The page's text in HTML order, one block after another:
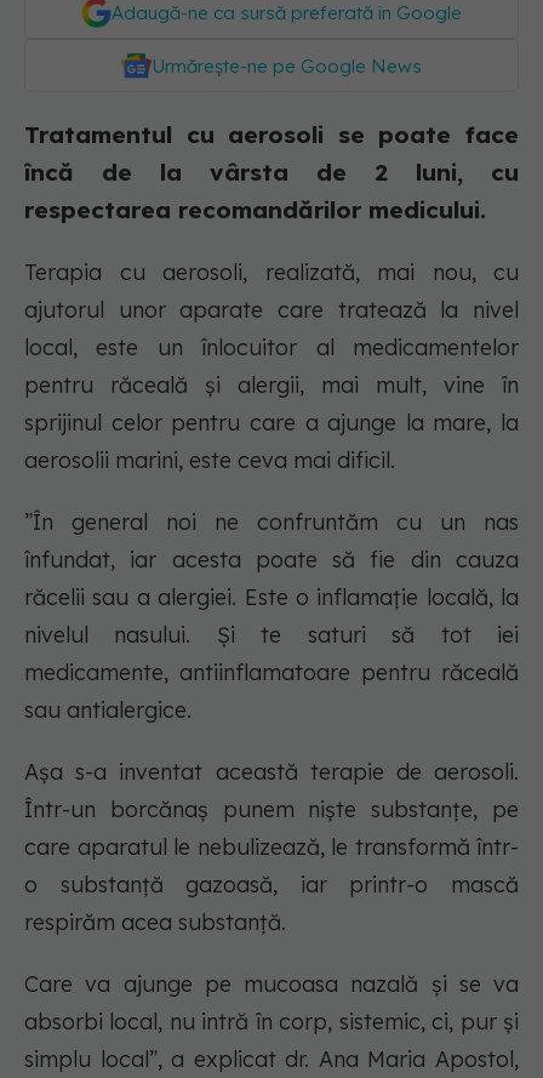
Adaugă-ne ca sursă preferată în Google
Urmărește-ne pe Google News
Tratamentul cu aerosoli se poate face
încă de la vârsta de 2 luni, cu
respectarea recomandărilor medicului.
Terapia cu aerosoli, realizată, mai nou, cu
ajutorul unor aparate care tratează la nivel
local, este un înlocuitor al medicamentelor
pentru răceală și alergii, mai mult, vine în
sprijinul celor pentru care a ajunge la mare, la
aerosolii marini, este ceva mai dificil.
”În general noi ne confruntăm cu un nas
înfundat, iar acesta poate să fie din cauza
răcelii sau a alergiei. Este o inflamație locală, la
nivelul nasului. Și te saturi să tot iei
medicamente, antiinflamatoare pentru răceală
sau antialergice.
Așa s-a inventat această terapie de aerosoli.
Într-un borcănaș punem niște substanțe, pe
care aparatul le nebulizează, le transformă într-
o substanță gazoasă, iar printr-o mască
respirăm acea substanță.
Care va ajunge pe mucoasa nazală și se va
absorbi local, nu intră în corp, sistemic, ci, pur și
simplu local”, a explicat dr. Ana Maria Apostol,